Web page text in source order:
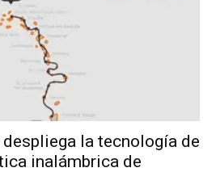
la tecnología de
inalámbrica de